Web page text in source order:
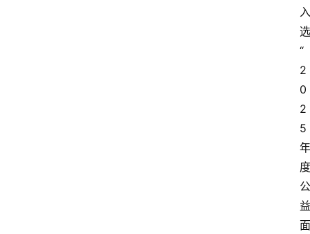
入
选
“
2
0
2
5
年
度
公
益
面